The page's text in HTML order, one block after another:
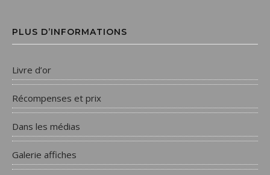
PLUS D’INFORMATIONS
Livre d’or
Récompenses et prix
Dans les médias
Galerie affiches